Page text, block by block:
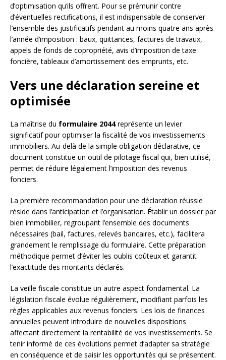
d’optimisation qu’ils offrent. Pour se prémunir contre
d’éventuelles rectifications, il est indispensable de conserver
l’ensemble des justificatifs pendant au moins quatre ans après
l’année d’imposition : baux, quittances, factures de travaux,
appels de fonds de copropriété, avis d’imposition de taxe
foncière, tableaux d’amortissement des emprunts, etc.
Vers une déclaration sereine et
optimisée
La maîtrise du formulaire 2044représente un levier
significatif pour optimiser la fiscalité de vos investissements
immobiliers. Au-delà de la simple obligation déclarative, ce
document constitue un outil de pilotage fiscal qui, bien utilisé,
permet de réduire légalement l’imposition des revenus
fonciers.
La première recommandation pour une déclaration réussie
réside dans l’anticipation et l’organisation. Établir un dossier par
bien immobilier, regroupant l’ensemble des documents
nécessaires (bail, factures, relevés bancaires, etc.), facilitera
grandement le remplissage du formulaire. Cette préparation
méthodique permet d’éviter les oublis coûteux et garantit
l’exactitude des montants déclarés.
La veille fiscale constitue un autre aspect fondamental. La
législation fiscale évolue régulièrement, modifiant parfois les
règles applicables aux revenus fonciers. Les lois de finances
annuelles peuvent introduire de nouvelles dispositions
affectant directement la rentabilité de vos investissements. Se
tenir informé de ces évolutions permet d’adapter sa stratégie
en conséquence et de saisir les opportunités qui se présentent.